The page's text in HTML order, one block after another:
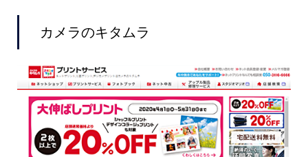
カメラのキタムラ